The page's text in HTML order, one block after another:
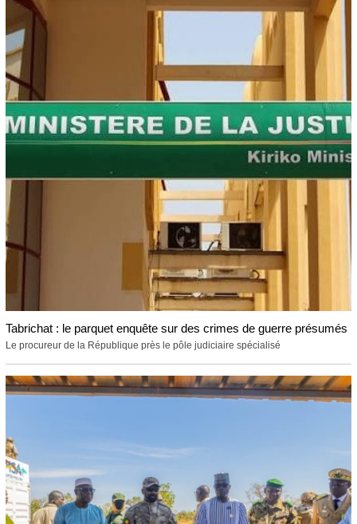
Tabrichat : le parquet enquête sur des crimes de guerre présumés
Le procureur de la République près le pôle judiciaire spécialisé